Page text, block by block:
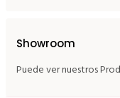
Showroom
Puede ver nuestros